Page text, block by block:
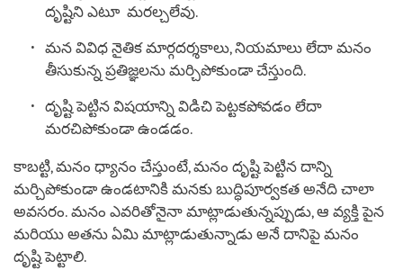
దృష్టిని ఎటూ మరల్చలేవు.
మన వివిధ నైతిక మార్గదర్శకాలు, నియమాలు లేదా మనం
తీసుకున్న ప్రతిజ్ఞలను మర్చిపోకుండా చేస్తుంది.
దృష్టి పెట్టిన విషయాన్ని విడిచి పెట్టకపోవడం లేదా
మరచిపోకుండా ఉండడం.
కాబట్టి, మనం ధ్యానం చేస్తుంటే, మనం దృష్టి పెట్టిన దాన్ని
మర్చిపోకుండా ఉండటానికి మనకు బుద్ధిపూర్వకత అనేది చాలా
అవసరం. మనం ఎవరితోనైనా మాట్లాడుతున్నప్పుడు, ఆ వ్యక్తి పైన
మరియు అతను ఏమి మాట్లాడుతున్నాడు అనే దానిపై మనం
దృష్టి పెట్టాలి.